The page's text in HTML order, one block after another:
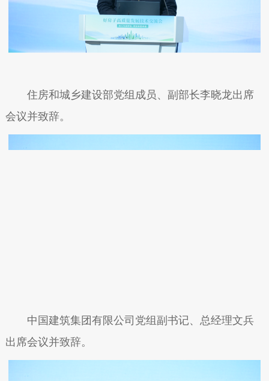
住房和城乡建设部党组成员、副部长李晓龙出席
会议并致辞。
中国建筑集团有限公司党组副书记、总经理文兵
出席会议并致辞。